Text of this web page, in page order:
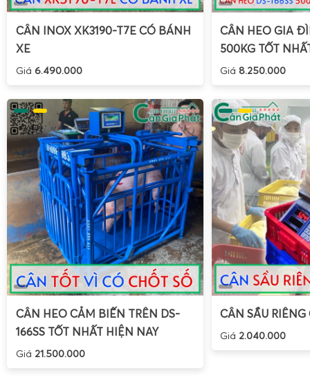
CÂN INOX XK3190-T7E CÓ BÁNH
XE
Giá 6.490.000
CÂN HEO GIA
500KG TỐT
Giá 8.250.000
CÂN HEO CẢM BIẾN TRÊN DS-
166SS TỐT NHẤT HIỆN NAY
Giá 21.500.000
CÂN SẦU
Giá 2.040.000